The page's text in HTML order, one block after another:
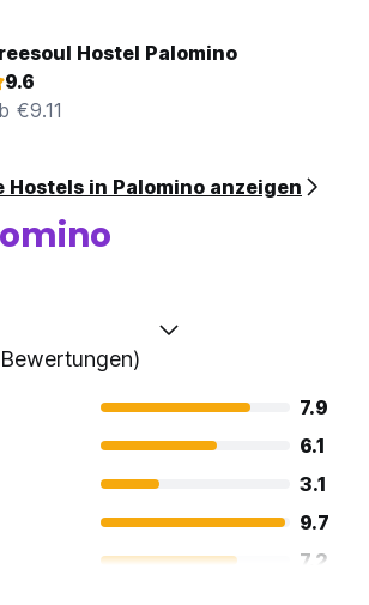
Hostel Palomino
9.6
€9.11
Hostels in Palomino anzeigen
7.9
6.1
3.1
9.7
7.2